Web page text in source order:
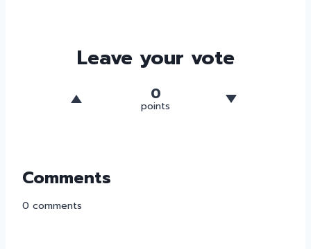
Leave your vote
0
points
Comments
0 comments